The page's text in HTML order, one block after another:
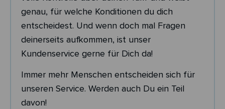
genau, für welche Konditionen du dich
entscheidest. Und wenn doch mal Fragen
deinerseits aufkommen, ist unser
Kundenservice gerne für Dich da!
Immer mehr Menschen entscheiden sich für
unseren Service. Werden auch Du ein Teil
davon!